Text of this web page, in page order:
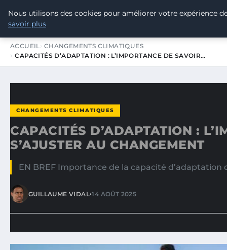
TOUR DE FRANCE POUR LE
ACCUEIL CHANGEMENTS CLIMATIQUES
CAPACITÉS D’ADAPTATION : L’IMPORTANCE DE SAVOIR…
CHANGEMENTS CLIMATIQUES
CAPACITÉS D’ADAPTATION :
S’AJUSTER AU CHANGEMENT
EN BREF Importance de la capacité
GUILLAUME VIDAL•14 AOÛT 2025
Nous utilisons des cookies pour améliorer votre expérience
savoir plus